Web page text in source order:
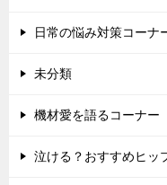
日常の悩み対策コーナ
未分類
機材愛を語るコーナー
泣ける？おすすめヒッ